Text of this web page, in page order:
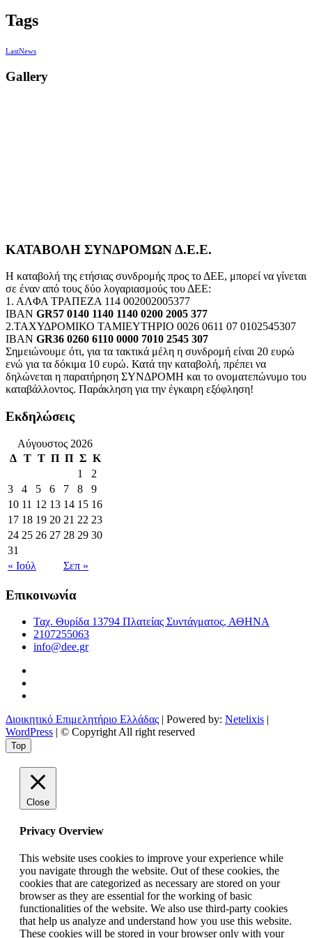
Tags
LastNews
Gallery
ΚΑΤΑΒΟΛΗ ΣΥΝΔΡΟΜΩΝ Δ.Ε.Ε.
Η καταβολή της ετήσιας συνδρομής προς το ΔΕΕ, μπορεί να γίνεται
σε έναν από τους δύο λογαριασμούς του ΔΕΕ:
1. ΑΛΦΑ ΤΡΑΠΕΖΑ 114 002002005377
IBAN GR57 0140 1140 1140 0200 2005 377
2.ΤΑΧΥΔΡΟΜΙΚΟ ΤΑΜΙΕΥΤΗΡΙΟ 0026 0611 07 0102545307
IBAN GR36 0260 6110 0000 7010 2545 307
Σημειώνουμε ότι, για τα τακτικά μέλη η συνδρομή είναι 20 ευρώ
ενώ για τα δόκιμα 10 ευρώ. Κατά την καταβολή, πρέπει να
δηλώνεται η παρατήρηση ΣΥΝΔΡΟΜΗ και το ονοματεπώνυμο του
καταβάλλοντος. Παράκληση για την έγκαιρη εξόφληση!
Εκδηλώσεις
Αύγουστος 2026
Δ Τ Τ Π Π Σ Κ
1
2
3
4 5 6 7 8
9
10 11 12 13 14 15 16
17 18 19 20 21 22 23
24 25 26 27 28 29 30
31
« Ιούλ
Σεπ »
Επικοινωνία
Ταχ. Θυρίδα 13794 Πλατείας Συντάγματος, ΑΘΗΝΑ
2107255063
info@dee.gr
Διοικητικό Επιμελητήριο Ελλάδας | Powered by: Netelixis |
WordPress | © Copyright All right reserved
Top
Close
Privacy Overview
This website uses cookies to improve your experience while
you navigate through the website. Out of these cookies, the
cookies that are categorized as necessary are stored on your
browser as they are essential for the working of basic
functionalities of the website. We also use third-party cookies
that help us analyze and understand how you use this website.
These cookies will be stored in your browser only with your